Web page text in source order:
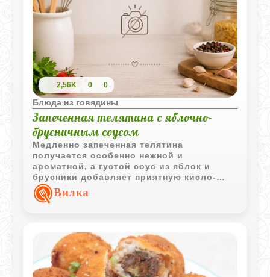
2,56K 0 0
Блюда из говядины
Запеченная телятина с яблочно-
брусничным соусом
Медленно запеченная телятина
получается особенно нежной и
ароматной, а густой соус из яблок и
брусники добавляет приятную кисло-
сладкую свежесть. Такое сочетание
отлично подходит как для праздничного
Вилка